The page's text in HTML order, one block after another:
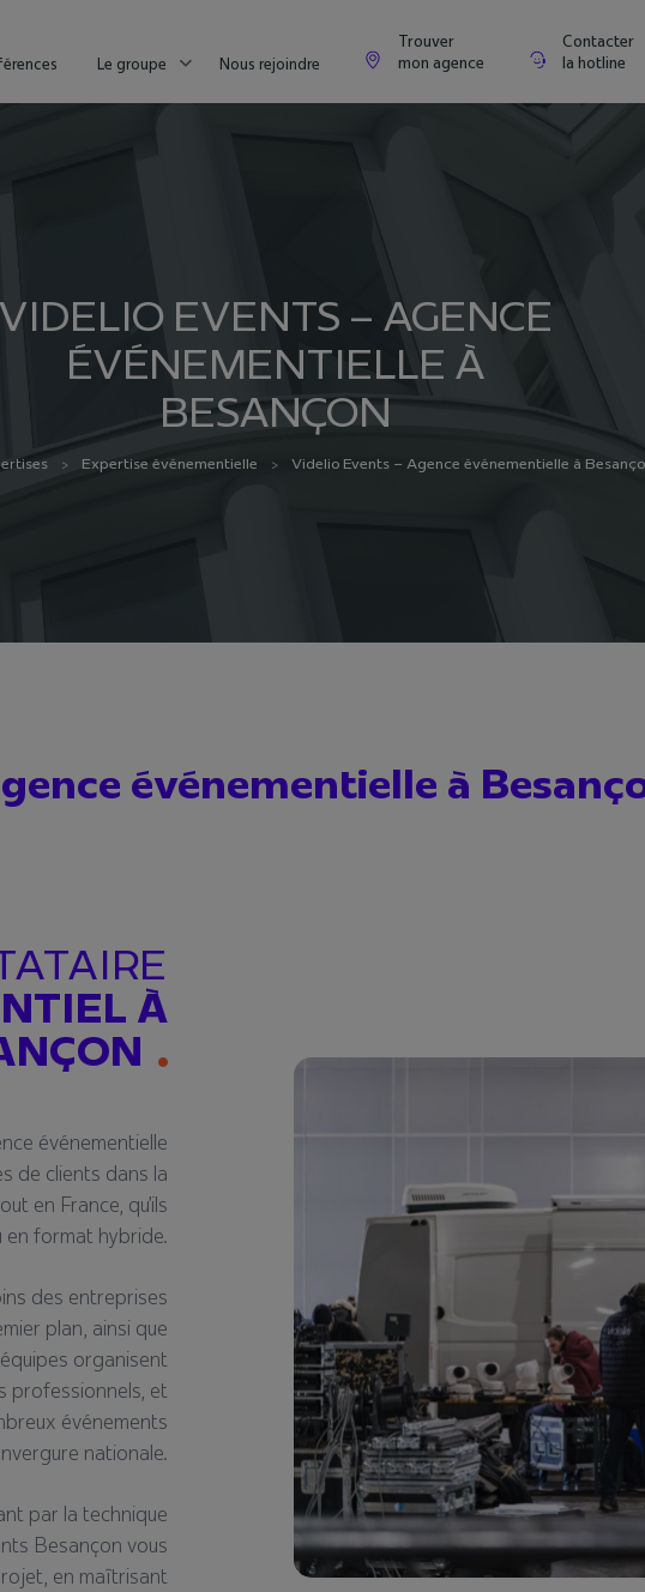
Le groupe Nous rejoindre
Trouver
mon agence
Contacter
la hotline
VIDELIO EVENTS – AGENCE
ÉVÉNEMENTIELLE À
BESANÇON
Expertise événementielle Videlio Events – Agence événementielle à
événementielle à
À
événementielle
de clients dans la
en France, qu’ils
en format hybride.
des entreprises
plan, ainsi que
organisent
professionnels, et
événements
nationale.
par la technique
Besançon vous
en maîtrisant